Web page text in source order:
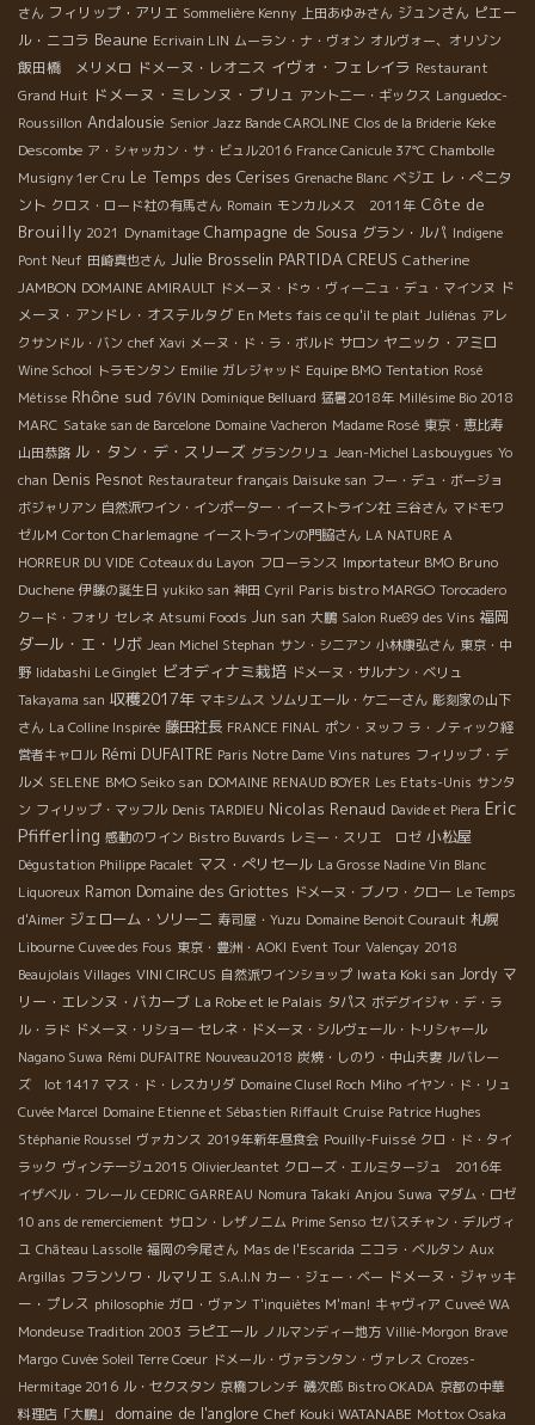
さん フィリップ・アリエ Sommelière Kenny 上田あゆみさん ジュンさん ピエー
ル・ニコラ Beaune Ecrivain LIN ムーラン・ナ・ヴォン オルヴォー、オリゾン
飯田橋 メリメロ ドメーヌ・レオニス イヴォ・フェレイラ Restaurant
Grand Huit ドメーヌ・ミレンヌ・ブリュ アントニー・ギックス Languedoc-
Roussillon Andalousie Senior Jazz Bande CAROLINE Clos de la Briderie Keke
Descombe ア・シャッカン・サ・ビュル2016 France Canicule 37℃ Chambolle
Musigny 1er Cru Le Temps des Cerises Grenache Blanc ベジエ レ・ぺニタ
ント クロス・ロード社の有馬さん Romain モンカルメス 2011年 Côte de
Brouilly 2021 Dynamitage Champagne de Sousa グラン・ルパ Indigene
Pont Neuf 田崎真也さん Julie Brosselin PARTIDA CREUS Catherine
JAMBON DOMAINE AMIRAULT ドメーヌ・ドゥ・ヴィーニュ・デュ・マインヌ ド
メーヌ・アンドレ・オステルタグ En Mets fais ce qu'il te plait Juliénas アレ
クサンドル・バン chef Xavi メーヌ・ド・ラ・ボルド サロン ヤニック・アミロ
Wine School トラモンタン Emilie ガレジャッド Equipe BMO Tentation Rosé
Métisse Rhône sud 76VIN Dominique Belluard 猛暑2018年 Millésime Bio 2018
MARC Satake san de Barcelone Domaine Vacheron Madame Rosé 東京・恵比寿
山田恭路 ル・タン・デ・スリーズ グランクリュ Jean-Michel Lasbouygues Yo
chan Denis Pesnot Restaurateur français Daisuke san フー・デュ・ボージョ
ボジャリアン 自然派ワイン・インポーター・イーストライン社 三谷さん マドモワ
ゼルＭ Corton Charlemagne イーストラインの門脇さん LA NATURE A
HORREUR DU VIDE Coteaux du Layon フローランス Importateur BMO Bruno
Duchene 伊藤の誕生日 yukiko san 神田 Cyril Paris bistro MARGO Torocadero
クード・フォリ セレネ Atsumi Foods Jun san 大鵬 Salon Rue89 des Vins 福岡
ダール・エ・リボ Jean Michel Stephan サン・シニアン 小林康弘さん 東京・中
野 Iidabashi Le Ginglet ビオディナミ栽培 ドメーヌ・サルナン・ベリュ
Takayama san 収穫2017年 マキシムス ソムリエール・ケニーさん 彫刻家の山下
さん La Colline Inspirée 藤田社長 FRANCE FINAL ポン・ヌッフ ラ・ノティック経
営者キャロル Rémi DUFAITRE Paris Notre Dame Vins natures フィリップ・デ
ルメ SELENE BMO Seiko san DOMAINE RENAUD BOYER Les Etats-Unis サンタ
ン フィリップ・マッフル Denis TARDIEU Nicolas Renaud Davide et Piera Eric
Pfifferling 感動のワイン Bistro Buvards レミー・スリエ ロゼ 小松屋
Dégustation Philippe Pacalet マス・ぺリセール La Grosse Nadine Vin Blanc
Liquoreux Ramon Domaine des Griottes ドメーヌ・ブノワ・クロー Le Temps
d'Aimer ジェローム・ソリーニ 寿司屋・Yuzu Domaine Benoit Courault 札幌
Libourne Cuvee des Fous 東京・豊洲・AOKI Event Tour Valençay 2018
Beaujolais Villages VINI CIRCUS 自然派ワインショップ Iwata Koki san Jordy マ
リー・エレンヌ・バカーブ La Robe et le Palais タパス ボデグイジャ・デ・ラ
ル・ラド ドメーヌ・リショー セレネ・ドメーヌ・シルヴェール・トリシャール
Nagano Suwa Rémi DUFAITRE Nouveau2018 炭焼・しのり・中山夫妻 ルバレー
ズ lot 1417 マス・ド・レスカリダ Domaine Clusel Roch Miho イヤン・ド・リュ
Cuvée Marcel Domaine Etienne et Sébastien Riffault Cruise Patrice Hughes
Stéphanie Roussel ヴァカンス 2019年新年昼食会 Pouilly-Fuissé クロ・ド・タイ
ラック ヴィンテージュ2015 OlivierJeantet クローズ・エルミタージュ 2016年
イザベル・フレール CEDRIC GARREAU Nomura Takaki Anjou Suwa マダム・ロゼ
10 ans de remerciement サロン・レザノニム Prime Senso セバスチャン・デルヴィ
ユ Château Lassolle 福岡の今尾さん Mas de l'Escarida ニコラ・ベルタン Aux
Argillas フランソワ・ルマリエ S.A.I.N カー・ジェー・ベー ドメーヌ・ジャッキ
ー・プレス philosophie ガロ・ヴァン T'inquiètes M'man! キャヴィア Cuveé WA
Mondeuse Tradition 2003 ラピエール ノルマンディー地方 Villié-Morgon Brave
Margo Cuvée Soleil Terre Coeur ドメール・ヴァランタン・ヴァレス Crozes-
Hermitage 2016 ル・セクスタン 京橋フレンチ 磯次郎 Bistro OKADA 京都の中華
料理店「大鵬」
domaine de l'anglore Chef Kouki WATANABE Mottox Osaka